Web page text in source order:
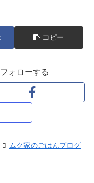
コピー
ォローする
ムク家のごはんブログ